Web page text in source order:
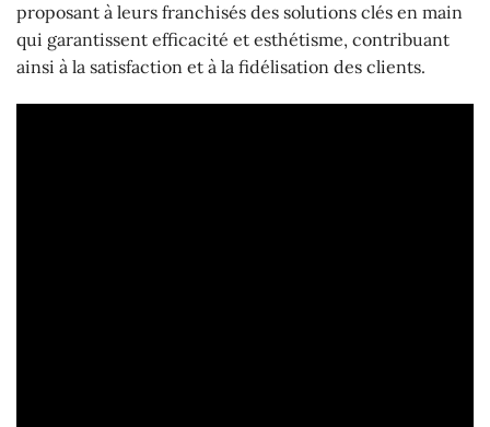
proposant à leurs franchisés des solutions clés en main
qui garantissent efficacité et esthétisme, contribuant
ainsi à la satisfaction et à la fidélisation des clients.